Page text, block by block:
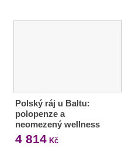
Polský ráj u Baltu:
polopenze a
neomezený wellness
4 814Kč